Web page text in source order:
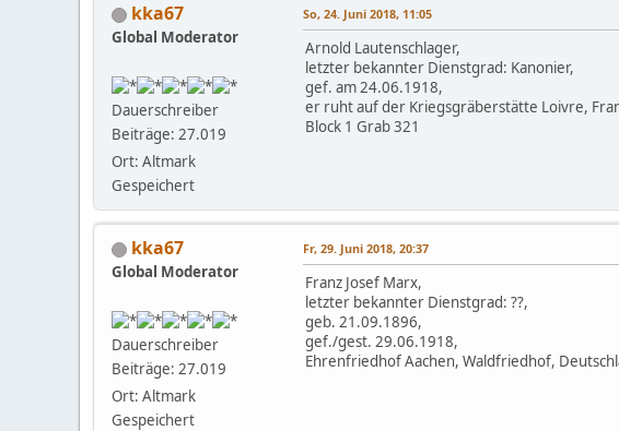
kka67
Global Moderator
Dauerschreiber
Beiträge: 27.019
Ort: Altmark
Gespeichert
So, 24. Juni 2018, 11:05
Arnold Lautenschlager,
letzter bekannter Dienstgrad: Kanonier,
gef. am 24.06.1918,
er ruht auf der Kriegsgräberstätte Loivre,
Block 1 Grab 321
kka67
Global Moderator
Dauerschreiber
Beiträge: 27.019
Ort: Altmark
Gespeichert
Fr, 29. Juni 2018, 20:37
Franz Josef Marx,
letzter bekannter Dienstgrad: ??,
geb. 21.09.1896,
gef./gest. 29.06.1918,
Ehrenfriedhof Aachen, Waldfriedhof,